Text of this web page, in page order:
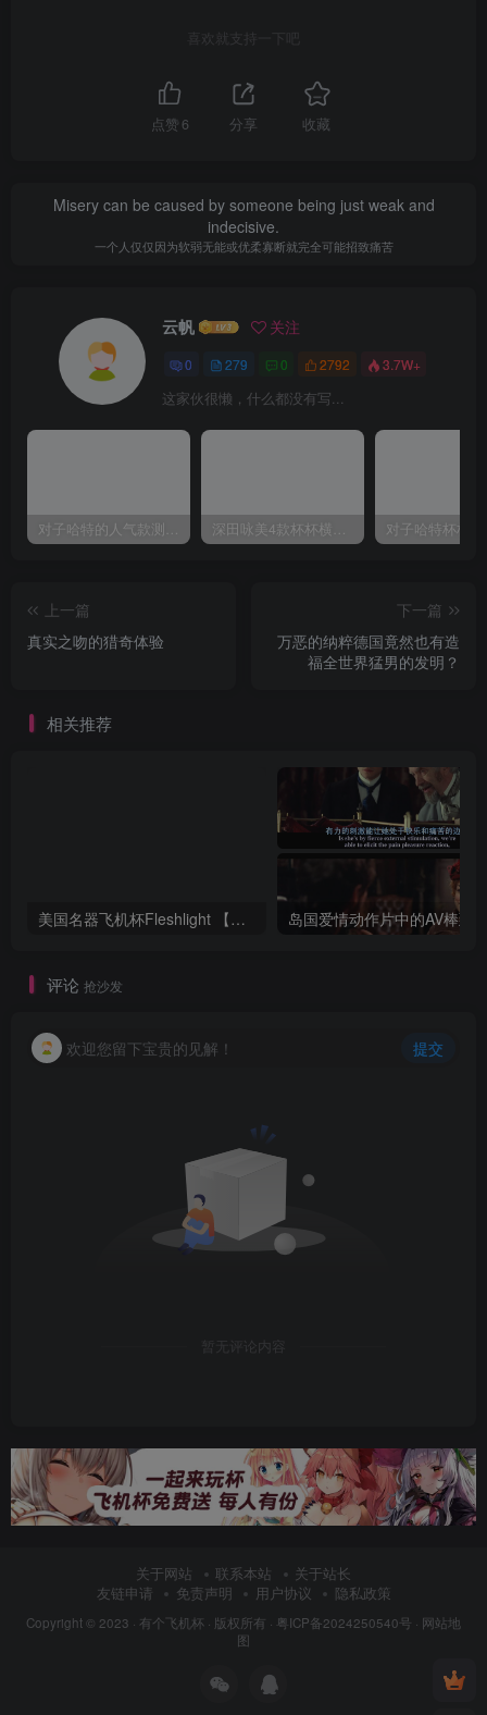
喜欢就支持一下吧
点赞 6 分享 收藏
Misery can be caused by someone being just weak and
indecisive.
一个人仅仅因为软弱无能或优柔寡断就完全可能招致痛苦
云帆 关注
0 279 0 2792 3.7W+
这家伙很懒，什么都没有写...
对子哈特的人气款测评，推荐！ 深田咏美4款杯杯横向对比评测
上一篇
真实之吻的猎奇体验
下一篇
万恶的纳粹德国竟然也有造
福全世界猛男的发明？
相关推荐
美国名器飞机杯Fleshlight 【Quickshot-Vantage 双头飞机杯】完全评测
评论 抢沙发
欢迎您留下宝贵的见解！ 提交
暂无评论内容
关于网站 联系本站
关于站长
友链申请
免责声明 用户协议 隐私政策
Copyright © 2023 · 有个飞机杯 · 版权所有 · 粤ICP备2024250540号 · 网站地
图